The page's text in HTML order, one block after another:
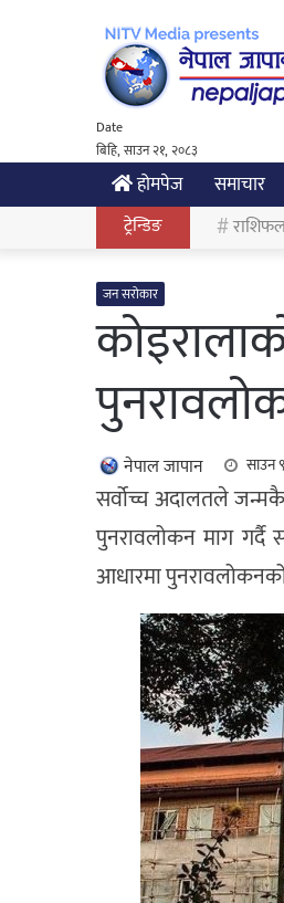
Date
बिहि, साउन २१, २०८३
होमपेज समाचार
ट्रेन्डिङ
जन सरोकार
नेपाल जापान साउन
सर्वोच्च अदालतले
पुनरावलोकन माग गर्दै
आधारमा